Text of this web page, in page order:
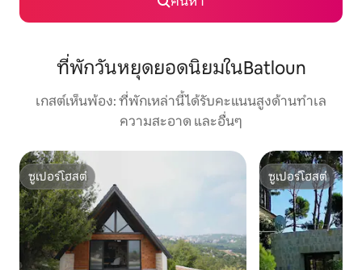
ที่พักวันหยุดยอดนิยมในBatloun
เกสต์เห็นพ้อง: ที่พักเหล่านี้ได้รับคะแนนสูงด้านทำเล
ความสะอาด และอื่นๆ
ซูเปอร์โฮสต์
ซูเปอร์โฮสต์
ซูเปอร์โฮสต์
ซูเปอร์โฮสต์